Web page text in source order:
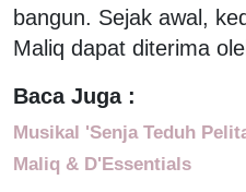
bangun. Sejak awal,
Maliq dapat diterima
Baca Juga :
Musikal 'Senja Teduh
Maliq & D'Essentials